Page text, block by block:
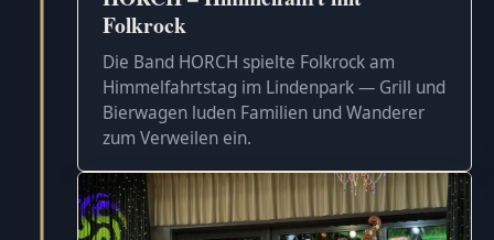
Folkrock
Die Band HORCH spielte Folkrock am
Himmelfahrtstag im Lindenpark — Grill und
Bierwagen luden Familien und Wanderer
zum Verweilen ein.